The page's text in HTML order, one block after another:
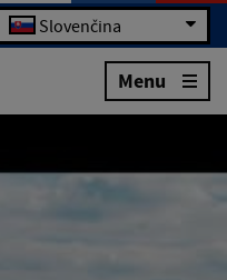
Slovenčina
Menu